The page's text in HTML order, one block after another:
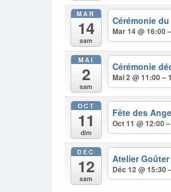
MAR
14
sam
Cérémonie
Mar 14 @ 16:00
MAI
2
sam
Cérémonie
Mai 2 @ 11:00 –
OCT
11
dim
Fête des
Oct 11 @ 12:00
DÉC
12
sam
Atelier Goûter
Déc 12 @ 15:30